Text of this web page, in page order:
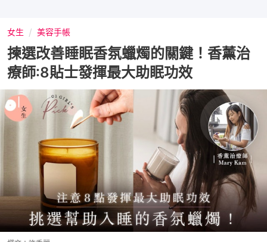
女生 美容手帳
揀選改善睡眠香氛蠟燭的關鍵！香薰治
療師:8貼士發揮最大助眠功效